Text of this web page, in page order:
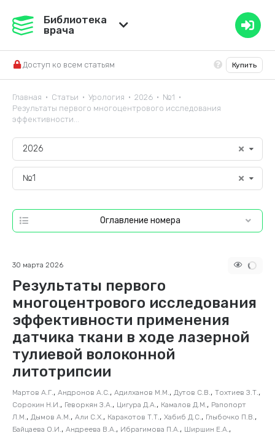
Медвестник
Справочник ЛС
Библиотека
врача
Доступ ко всем статьям Купить
Главная • Статьи • Урология • 2026 • №1 •
Результаты первого многоцентрового исследования
эффективности...
2026
№1
Оглавление номера
Результаты первого
многоцентрового исследования
эффективности применения
датчика ткани в ходе лазерной
тулиевой волоконной
литотрипсии
30 марта 2026
Мартов А.Г., Андронов А.С., Адилханов М.М., Дутов С.В., Тохтиев З.Т.,
Сорокин Н.И., Геворкян З.А., Цигура Д.А., Камалов Д.М., Рапопорт
Л.М., Дымов А.М., Али С.Х., Каракотов Т.Т., Хабиб Д.С., Глыбочко П.В.,
Байцаева О.И., Андреева В.А., Ибрагимова П.А., Ширшин Е.А.,